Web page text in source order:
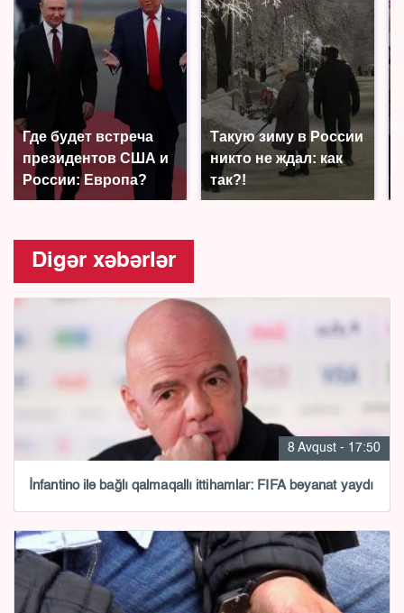
Где будет встреча
президентов США и
России: Европа?
Такую зиму в России
никто не ждал: как
так?!
Digər xəbərlər
8 Avqust - 17:50
İnfantino ilə bağlı qalmaqallı ittihamlar: FIFA bəyanat yaydı